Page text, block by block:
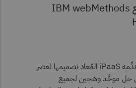
اتخِذ الخطوة التالية مع IBM webMethods
اكتشِف ما الذي يمكن أن تقدِّمه iPaaS المُعاد تصميمها لعصر
حل موحَّد وهجين لجميع